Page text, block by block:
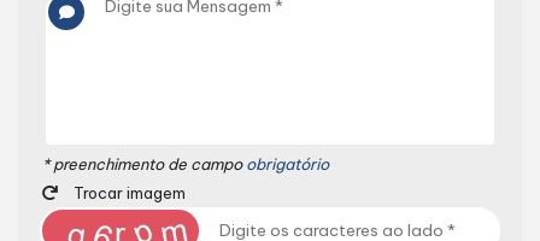
* preenchimento de campoobrigatório
Trocar imagem